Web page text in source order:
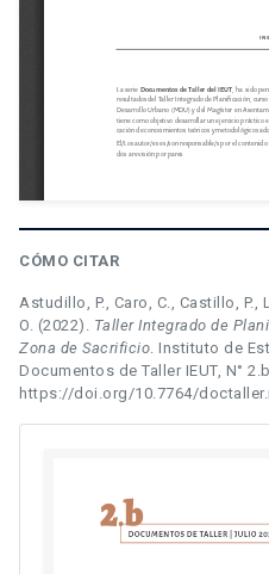
CÓMO CITAR
Astudillo, P., Caro, C., Castillo,
O. (2022). Taller Integrado de
Zona de Sacrificio. Instituto de
Documentos de Taller IEUT, N°
https://doi.org/10.7764/